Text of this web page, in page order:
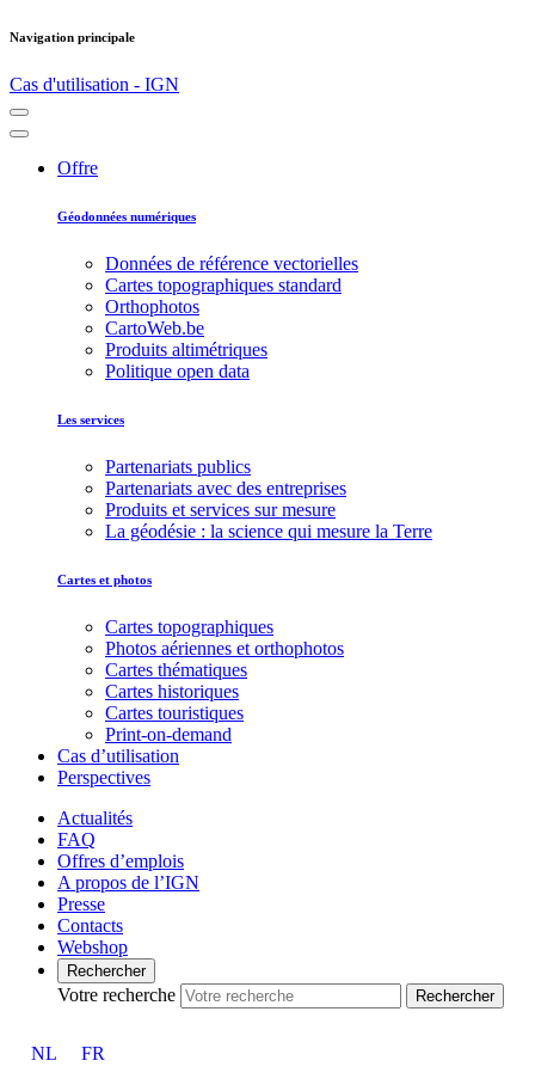
Navigation principale
Cas d'utilisation - IGN
Offre
Géodonnées numériques
Données de référence vectorielles
Cartes topographiques standard
Orthophotos
CartoWeb.be
Produits altimétriques
Politique open data
Les services
Partenariats publics
Partenariats avec des entreprises
Produits et services sur mesure
La géodésie : la science qui mesure la Terre
Cartes et photos
Cartes topographiques
Photos aériennes et orthophotos
Cartes thématiques
Cartes historiques
Cartes touristiques
Print-on-demand
Cas d’utilisation
Perspectives
Actualités
FAQ
Offres d’emplois
A propos de l’IGN
Presse
Contacts
Webshop
Rechercher
Votre recherche Rechercher
NL
FR